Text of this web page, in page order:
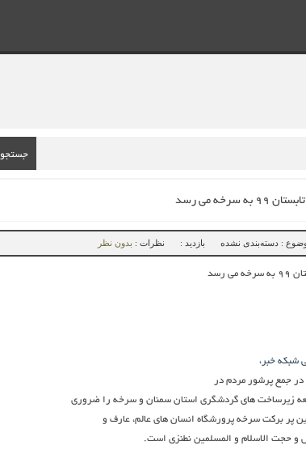
جستجو
می رسد
: دسته‌بندی نشده بازدید : نظرات : بدون نظر
رسد
شبکه خبر،
جمع پرشور مردم در
زیرساخت های گردشگری استان سمنان و سرخه را ضروری
پر برکت سرخه پرورشگاه انسان های عالم، عارف و
و حجت الاسلام و المسلمین نطنزی است.